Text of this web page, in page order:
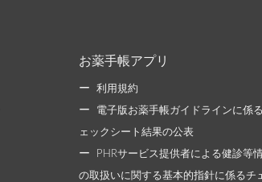
お薬手帳アプリ
利用規約
電子版お薬手帳ガイドラインに係
ェックシート結果の公表
PHRサービス提供者による健診等
の取扱いに関する基本的指針に係るチ